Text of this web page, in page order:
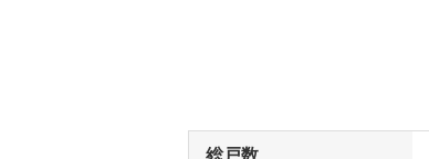
総戸数